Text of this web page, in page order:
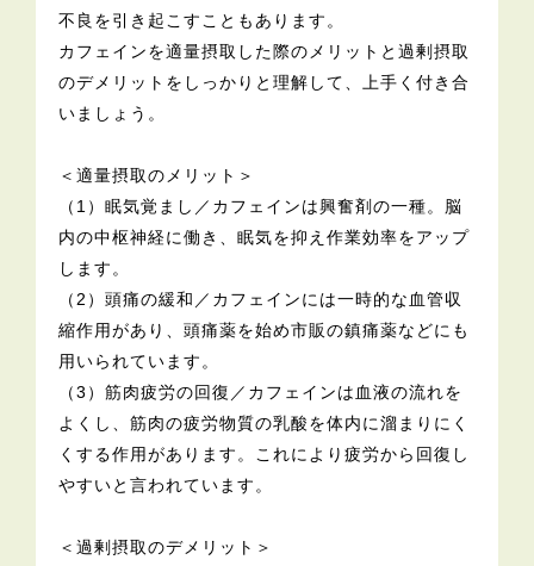
不良を引き起こすこともあります。
カフェインを適量摂取した際のメリットと過剰摂取
のデメリットをしっかりと理解して、上手く付き合
いましょう。
＜適量摂取のメリット＞
（1）眠気覚まし／カフェインは興奮剤の一種。脳
内の中枢神経に働き、眠気を抑え作業効率をアップ
します。
（2）頭痛の緩和／カフェインには一時的な血管収
縮作用があり、頭痛薬を始め市販の鎮痛薬などにも
用いられています。
（3）筋肉疲労の回復／カフェインは血液の流れを
よくし、筋肉の疲労物質の乳酸を体内に溜まりにく
くする作用があります。これにより疲労から回復し
やすいと言われています。
＜過剰摂取のデメリット＞